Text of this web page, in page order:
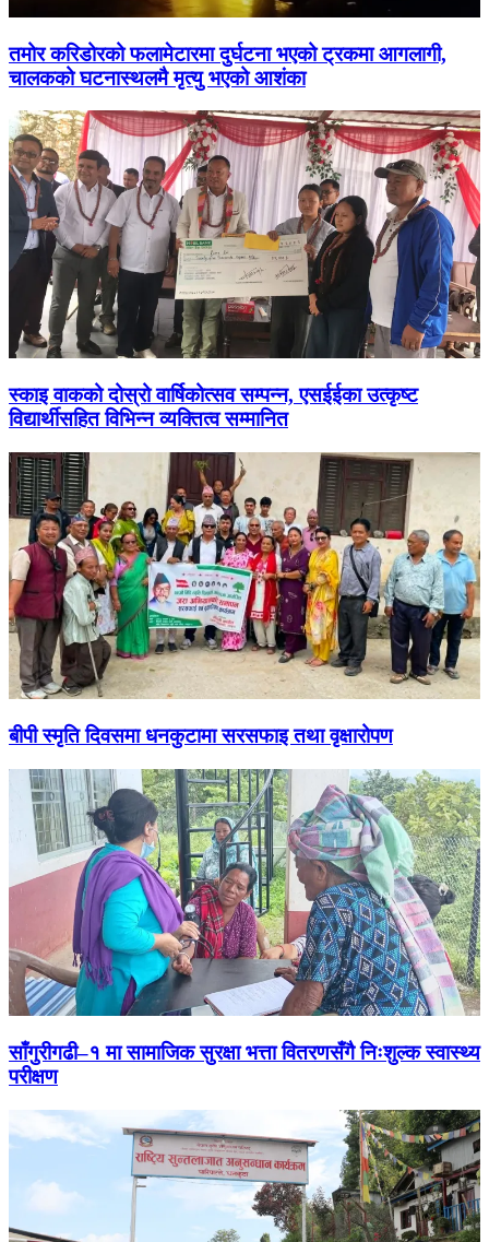
तमोर करिडोरको फलामेटारमा दुर्घटना भएको ट्रकमा आगलागी,
चालकको घटनास्थलमै मृत्यु भएको आशंका
स्काइ वाकको दोस्रो वार्षिकोत्सव सम्पन्न, एसईईका उत्कृष्ट
विद्यार्थीसहित विभिन्न व्यक्तित्व सम्मानित
बीपी स्मृति दिवसमा धनकुटामा सरसफाइ तथा वृक्षारोपण
साँगुरीगढी–१ मा सामाजिक सुरक्षा भत्ता वितरणसँगै निःशुल्क स्वास्थ्य
परीक्षण